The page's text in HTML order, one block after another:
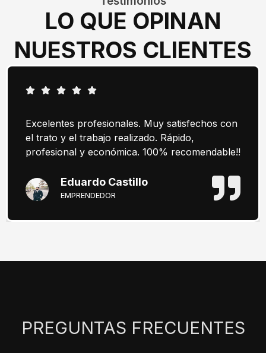
LO QUE OPINAN
NUESTROS CLIENTES
Excelentes profesionales. Muy satisfechos con
el trato y el trabajo realizado. Rápido,
profesional y económica. 100% recomendable!!
Eduardo Castillo
EMPRENDEDOR
PREGUNTAS FRECUENTES